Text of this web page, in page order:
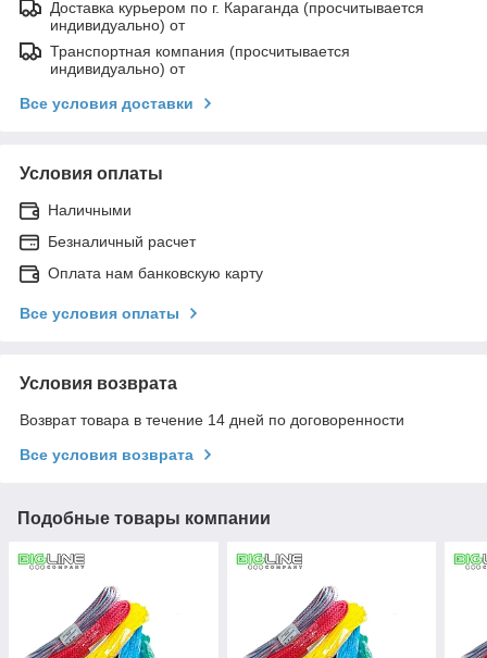
Доставка курьером по г. Караганда (просчитывается
индивидуально) от
Транспортная компания (просчитывается
индивидуально) от
Все условия доставки
Условия оплаты
Наличными
Безналичный расчет
Оплата нам банковскую карту
Все условия оплаты
Условия возврата
Возврат товара в течение 14 дней по договоренности
Все условия возврата
Подобные товары компании